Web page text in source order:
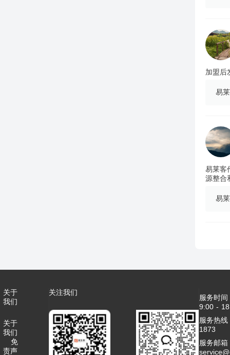
加盟后
易
易莱客
源整合
易
关于
我们
关于
我们
免
责声
关注我们
服务时
9:00 -
服务热
1873
服务邮箱